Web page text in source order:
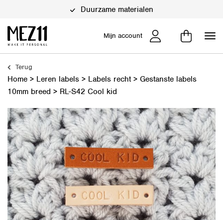
Duurzame materialen
Mijn account
Terug
Home > Leren labels > Labels recht> Gestanste labels
10mm breed > RL-S42 Cool kid